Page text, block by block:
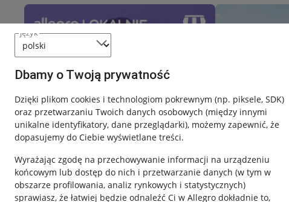
język
Dbamy o Twoją prywatność
Dzięki plikom cookies i technologiom pokrewnym (np. piksele, SDK)
oraz przetwarzaniu Twoich danych osobowych (między innymi
unikalne identyfikatory, dane przeglądarki), możemy zapewnić, że
dopasujemy do Ciebie wyświetlane treści.
Wyrażając zgodę na przechowywanie informacji na urządzeniu
końcowym lub dostęp do nich i przetwarzanie danych (w tym w
obszarze profilowania, analiz rynkowych i statystycznych)
sprawiasz, że łatwiej będzie odnaleźć Ci w Allegro dokładnie to,